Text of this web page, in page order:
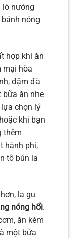
lò nướng
nóng
hợp khi ăn
mại hòa
đậm đà
bữa ăn nhẹ
chọn lý
khi bạn
thêm
hành phi,
tô bún la
la gu
nóng hổi.
ăn kèm
một bữa